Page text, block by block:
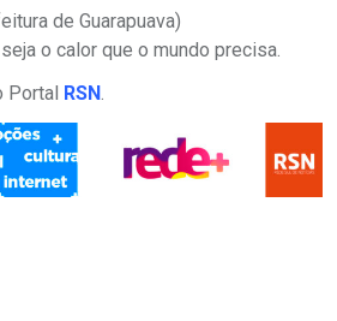
de Guarapuava)
o calor que o mundo precisa.
Portal RSN.